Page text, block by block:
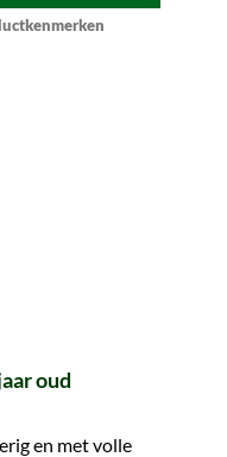
oud
en met volle